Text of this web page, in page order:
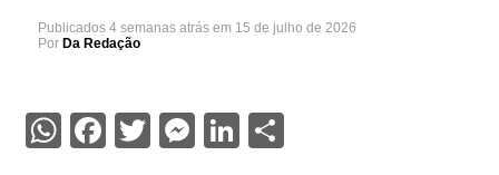
Publicados 4 semanas atrás em 15 de julho de 2026
Por Da Redação
WhatsApp
Facebook
Twitter
Messenger
LinkedIn
Share